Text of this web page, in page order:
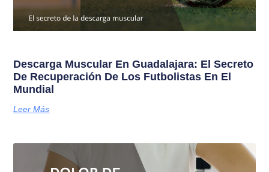
Descarga Muscular En Guadalajara: El Secreto
De Recuperación De Los Futbolistas En El
Mundial
Leer Más